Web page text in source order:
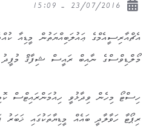
އެޗްއާރިސީއެމްގެ ޢައުލަބިއްޔަތުން މީޑިއާ
މޯލްޑިވްސްގެ ނާއިބް ރައީސް ޝިފާޤް
ރިޕޯޓާ ހަވާލާދީ ބައެއް މީޑިޔާތަކުގައި ޚަބަރު